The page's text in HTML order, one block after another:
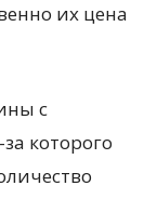
их цена
с
которого